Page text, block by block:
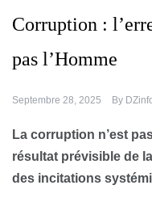
Corruption :
pas l’Homme
Septembre 28, 2025 By
La corruption n’est
résultat prévisible de
des incitations